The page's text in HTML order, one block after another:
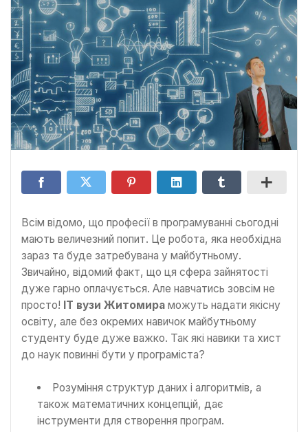
Всім відомо, що професії в програмуванні сьогодні
мають величезний попит. Це робота, яка необхідна
зараз та буде затребувана у майбутньому.
Звичайно, відомий факт, що ця сфера зайнятості
дуже гарно оплачується. Але навчатись зовсім не
просто! ІТ вузи Житомира можуть надати якісну
освіту, але без окремих навичок майбутньому
студенту буде дуже важко. Так які навики та хист
до наук повинні бути у програміста?
Розуміння структур даних і алгоритмів, а
також математичних концепцій, дає
інструменти для створення програм.